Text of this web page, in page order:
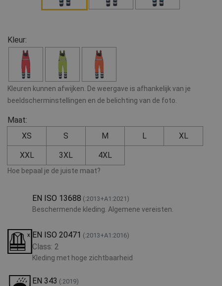
Kleur:
Kleuren kunnen afwijken. De weergave is afhankelijk van je
beeldscherminstellingen en de belichting van de foto.
Maat:
XS
S M L XL
XXL 3XL 4XL
Hoe bepaal je de juiste maat?
EN ISO 13688 (:2013+A1:2021)
Beschermende kleding. Algemene vereisten.
EN ISO 20471 (:2013+A1:2016)
Class: 2
Kleding met hoge zichtbaarheid
EN 343 (:2019)